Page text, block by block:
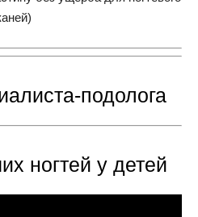
подолога
ногтей у детей